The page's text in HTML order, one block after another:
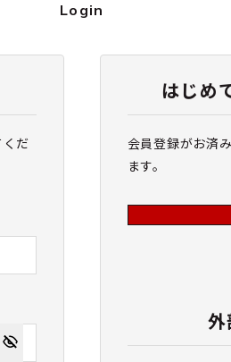
Login
だ
はじめ
会員登録がお済
ます。
外